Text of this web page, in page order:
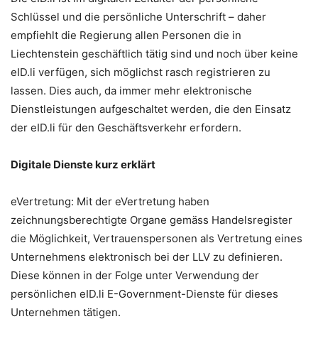
Schlüssel und die persönliche Unterschrift – daher
empfiehlt die Regierung allen Personen die in
Liechtenstein geschäftlich tätig sind und noch über keine
eID.li verfügen, sich möglichst rasch registrieren zu
lassen. Dies auch, da immer mehr elektronische
Dienstleistungen aufgeschaltet werden, die den Einsatz
der eID.li für den Geschäftsverkehr erfordern.
Digitale Dienste kurz erklärt
eVertretung: Mit der eVertretung haben
zeichnungsberechtigte Organe gemäss Handelsregister
die Möglichkeit, Vertrauenspersonen als Vertretung eines
Unternehmens elektronisch bei der LLV zu definieren.
Diese können in der Folge unter Verwendung der
persönlichen eID.li E-Government-Dienste für dieses
Unternehmen tätigen.